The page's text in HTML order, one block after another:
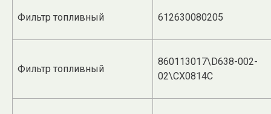
Фильтр топливный 612630080205
Фильтр топливный
860113017\D638-002-
02\CX0814C